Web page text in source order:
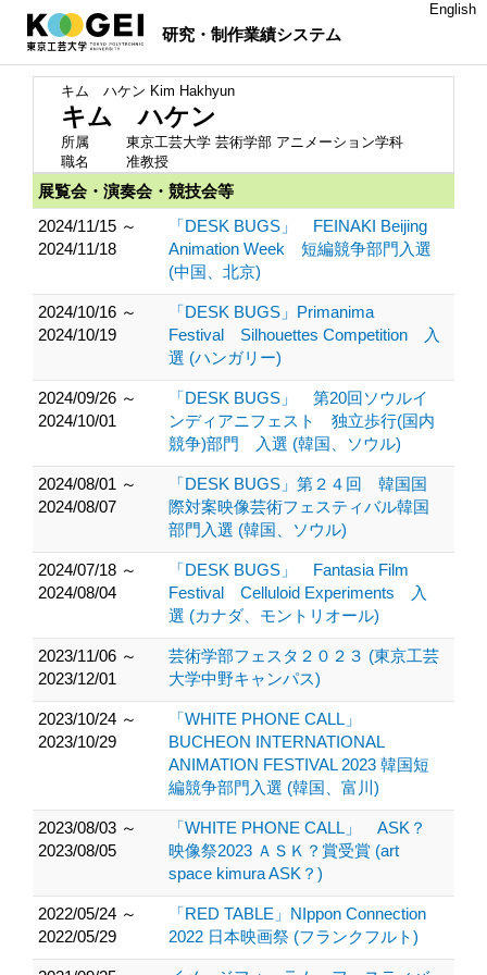
研究・制作業績システム
English
キム ハケン Kim Hakhyun
キム ハケン
所属
東京工芸大学 芸術学部 アニメーション学科
職名
准教授
展覧会・演奏会・競技会等
2024/11/15 ～
2024/11/18
「DESK BUGS」 FEINAKI Beijing
Animation Week 短編競争部門入選
(中国、北京)
2024/10/16 ～
2024/10/19
「DESK BUGS」Primanima
Festival Silhouettes Competition 入
選 (ハンガリー)
2024/09/26 ～
2024/10/01
「DESK BUGS」 第20回ソウルイ
ンディアニフェスト 独立歩行(国内
競争)部門 入選 (韓国、ソウル)
2024/08/01 ～
2024/08/07
「DESK BUGS」第２４回 韓国国
際対案映像芸術フェスティバル韓国
部門入選 (韓国、ソウル)
2024/07/18 ～
2024/08/04
「DESK BUGS」 Fantasia Film
Festival Celluloid Experiments 入
選 (カナダ、モントリオール)
2023/11/06 ～
2023/12/01
芸術学部フェスタ２０２３ (東京工芸
大学中野キャンパス)
2023/10/24 ～
2023/10/29
「WHITE PHONE CALL」
BUCHEON INTERNATIONAL
ANIMATION FESTIVAL 2023 韓国短
編競争部門入選 (韓国、富川)
2023/08/03 ～
2023/08/05
「WHITE PHONE CALL」 ASK？
映像祭2023 ＡＳＫ？賞受賞 (art
space kimura ASK？)
2022/05/24 ～
2022/05/29
「RED TABLE」NIppon Connection
2022 日本映画祭 (フランクフルト)